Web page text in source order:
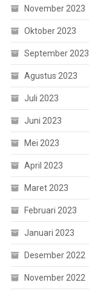
November 2023
Oktober 2023
September 2023
Agustus 2023
Juli 2023
Juni 2023
Mei 2023
April 2023
Maret 2023
Februari 2023
Januari 2023
Desember 2022
November 2022